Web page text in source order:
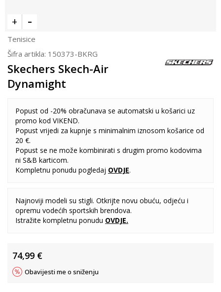
Tenisice
Šifra artikla: 150373-BKRG
Skechers Skech-Air
Dynamight
Popust od -20% obračunava se automatski u košarici uz
promo kod VIKEND.
Popust vrijedi za kupnje s minimalnim iznosom košarice od
20 €.
Popust se ne može kombinirati s drugim promo kodovima
ni S&B karticom.
Kompletnu ponudu pogledaj OVDJE.
Najnoviji modeli su stigli. Otkrijte novu obuću, odjeću i
opremu vodećih sportskih brendova.
Istražite kompletnu ponudu OVDJE.
74,99 €
Obavijesti me o sniženju